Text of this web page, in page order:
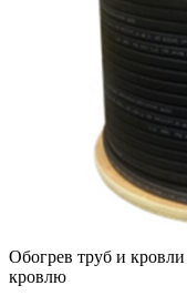
Обогрев труб и
кровлю